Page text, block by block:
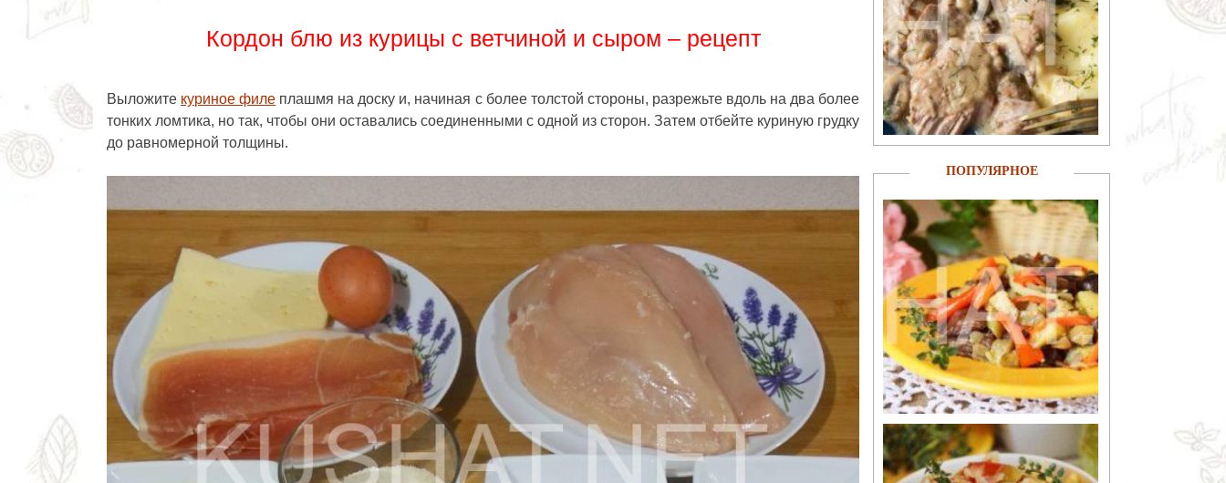
Кордон блю из курицы с ветчиной и сыром – рецепт
Выложите куриное филе плашмя на доску и, начиная с более толстой стороны, разрежьте вдоль на два более
тонких ломтика, но так, чтобы они оставались соединенными с одной из сторон. Затем отбейте куриную грудку
до равномерной толщины.
ПОПУЛЯРНОЕ